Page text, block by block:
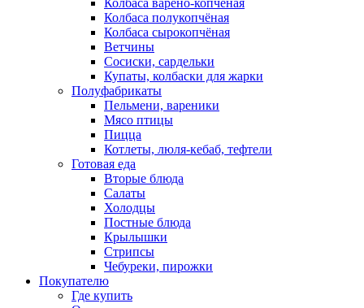
Колбаса полукопчёная
Колбаса сырокопчёная
Ветчины
Сосиски, сардельки
Купаты, колбаски для жарки
Полуфабрикаты
Пельмени, вареники
Мясо птицы
Пицца
Котлеты, люля-кебаб, тефтели
Готовая еда
Вторые блюда
Салаты
Холодцы
Постные блюда
Крылышки
Стрипсы
Чебуреки, пирожки
Покупателю
Где купить